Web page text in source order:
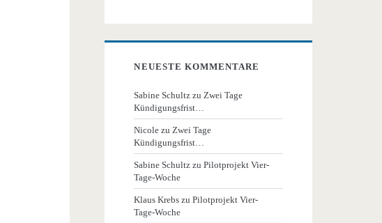
NEUESTE KOMMENTARE
Sabine Schultz zu Zwei Tage
Kündigungsfrist…
Nicole zu Zwei Tage
Kündigungsfrist…
Sabine Schultz zuPilotprojekt Vier-
Tage-Woche
Klaus Krebs zuPilotprojekt Vier-
Tage-Woche